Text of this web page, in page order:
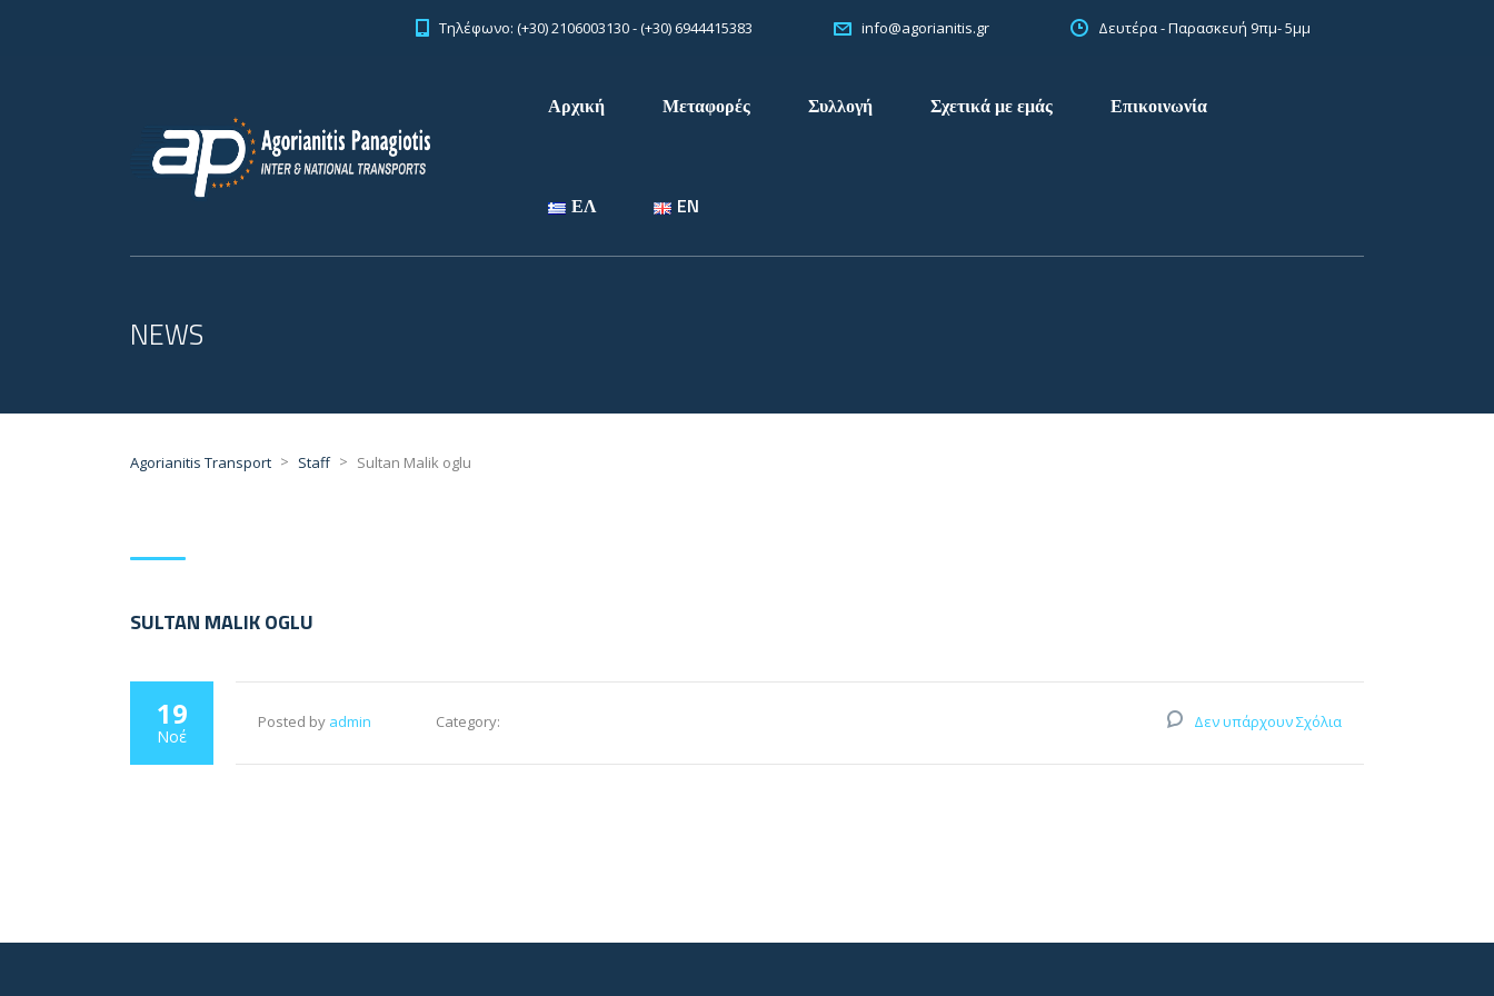
Τηλέφωνο: (+30) 2106003130 - (+30) 6944415383 info@agorianitis.gr Δευτέρα - Παρασκευή 9πμ- 5μμ
Αρχική Μεταφορές Συλλογή Σχετικά με εμάς Επικοινωνία
ΕΛ EN
NEWS
Agorianitis Transport > Staff > Sultan Malik oglu
SULTAN MALIK OGLU
19
Νοέ
Posted by admin Category: Δεν υπάρχουν Σχόλια